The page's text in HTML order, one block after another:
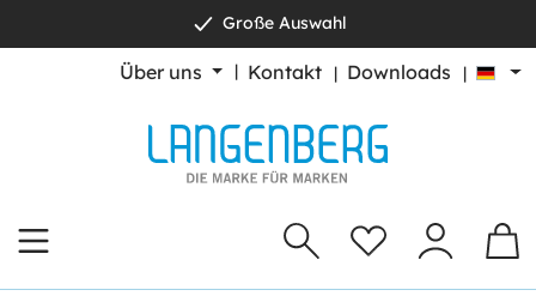
Große Auswahl
Über uns Kontakt Downloads